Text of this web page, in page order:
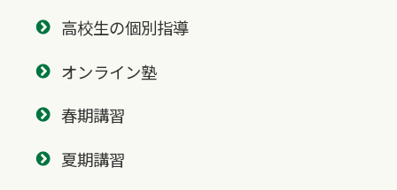
高校生の個別指導
オンライン塾
春期講習
夏期講習